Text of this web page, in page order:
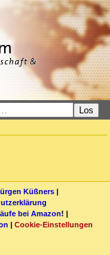
Los
Küßners |
bei Amazon! |
| Cookie-Einstellungen